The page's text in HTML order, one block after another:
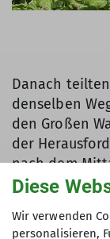
Danach
denselben
den Großen
der
nach dem
Gruppe.
Diese
Wir verwenden
personalisieren,